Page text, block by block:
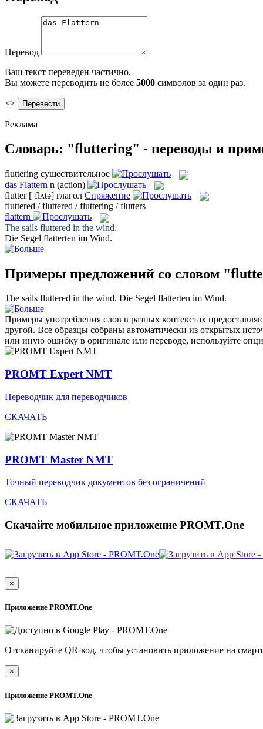
Перевод
Ваш текст переведен частично.
Вы можете переводить не более 5000 символов за один раз.
<>
Реклама
Словарь: "fluttering" - переводы и
fluttering существительное
das Flattern n (action)
flutter [ˈflʌtə] глагол Спряжение
fluttered / fluttered / fluttering / flutters
flattern
The sails fluttered in the wind.
Die Segel flatterten im Wind.
Примеры предложений со словом
The sails fluttered in the wind. Die Segel flatterten im Wind.
Примеры употребления слов в разных контекстах
другой. Все образцы собраны автоматически из открытых
или иную ошибку в оригинале или переводе, используйте
PROMT Expert NMT
Переводчик для переводчиков
СКАЧАТЬ
PROMT Master NMT
Точный переводчик документов без ограничений
СКАЧАТЬ
Скачайте мобильное приложение PROMT.One
×
Приложение PROMT.One
Отсканируйте QR-код, чтобы установить приложение на
×
Приложение PROMT.One